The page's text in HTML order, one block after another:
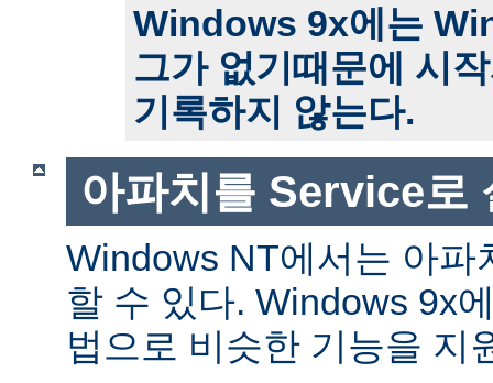
Windows 9x에는
그가 없기때문에 시
기록하지 않는다.
아파치를 Service로
Windows NT에서는 아파
할 수 있다. Windows 9x
법으로 비슷한 기능을 지